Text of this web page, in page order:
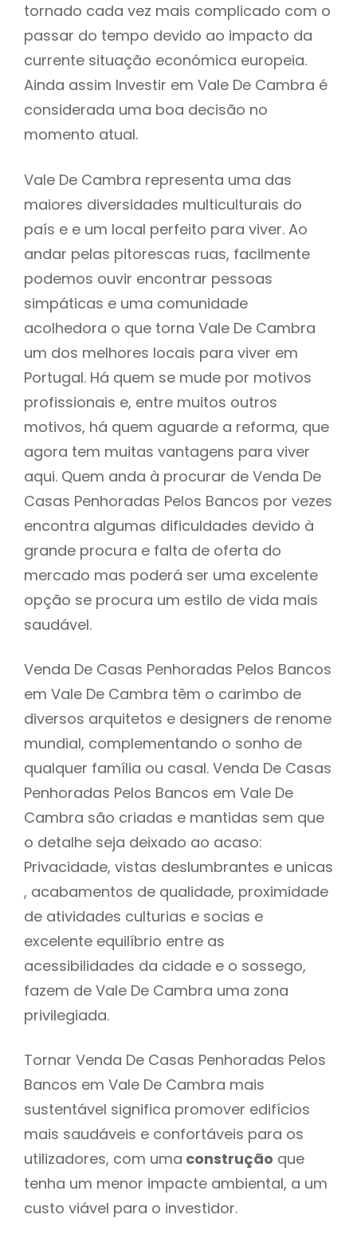
tornado cada vez mais complicado com o
passar do tempo devido ao impacto da
currente situação económica europeia.
Ainda assim Investir em Vale De Cambra é
considerada uma boa decisão no
momento atual.
Vale De Cambra representa uma das
maiores diversidades multiculturais do
país e e um local perfeito para viver. Ao
andar pelas pitorescas ruas, facilmente
podemos ouvir encontrar pessoas
simpáticas e uma comunidade
acolhedora o que torna Vale De Cambra
um dos melhores locais para viver em
Portugal. Há quem se mude por motivos
profissionais e, entre muitos outros
motivos, há quem aguarde a reforma, que
agora tem muitas vantagens para viver
aqui. Quem anda à procurar de Venda De
Casas Penhoradas Pelos Bancos por vezes
encontra algumas dificuldades devido à
grande procura e falta de oferta do
mercado mas poderá ser uma excelente
opção se procura um estilo de vida mais
saudável.
Venda De Casas Penhoradas Pelos Bancos
em Vale De Cambra têm o carimbo de
diversos arquitetos e designers de renome
mundial, complementando o sonho de
qualquer família ou casal. Venda De Casas
Penhoradas Pelos Bancos em Vale De
Cambra são criadas e mantidas sem que
o detalhe seja deixado ao acaso:
Privacidade, vistas deslumbrantes e unicas
, acabamentos de qualidade, proximidade
de atividades culturias e socias e
excelente equilíbrio entre as
acessibilidades da cidade e o sossego,
fazem de Vale De Cambra uma zona
privilegiada.
Tornar Venda De Casas Penhoradas Pelos
Bancos em Vale De Cambra mais
sustentável significa promover edifícios
mais saudáveis e confortáveis para os
utilizadores, com uma construção que
tenha um menor impacte ambiental, a um
custo viável para o investidor.